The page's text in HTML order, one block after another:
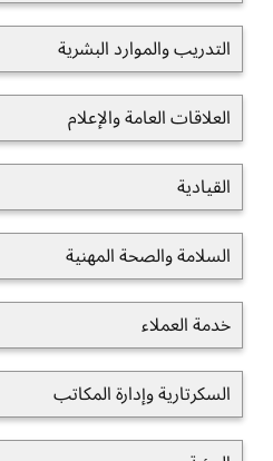
التدريب والموارد البشرية
العلاقات العامة والإعلام
القيادية
السلامة والصحة المهنية
خدمة العملاء
السكرتارية وإدارة المكاتب